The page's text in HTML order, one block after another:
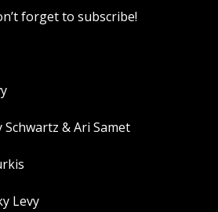
forget to subscribe!
& Ari Samet
Levy